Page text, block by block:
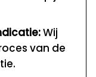
Wij
van de